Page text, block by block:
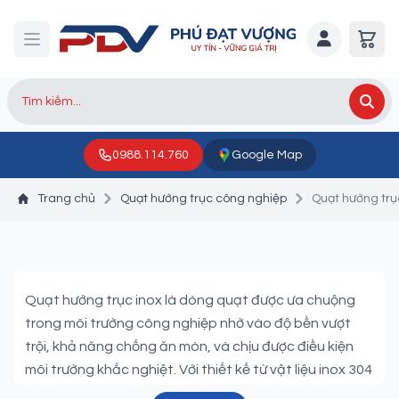
0988.114.760 Google Map
Trang chủ Quạt hướng trục công nghiệp Quạt hướng
Quạt hướng trục inox là dòng quạt được ưa chuộng
trong môi trường công nghiệp nhờ vào độ bền vượt
trội, khả năng chống ăn mòn, và chịu được điều kiện
môi trường khắc nghiệt. Với thiết kế từ vật liệu inox 304
cao cấp, loại quạt này không chỉ đảm bảo hiệu quả